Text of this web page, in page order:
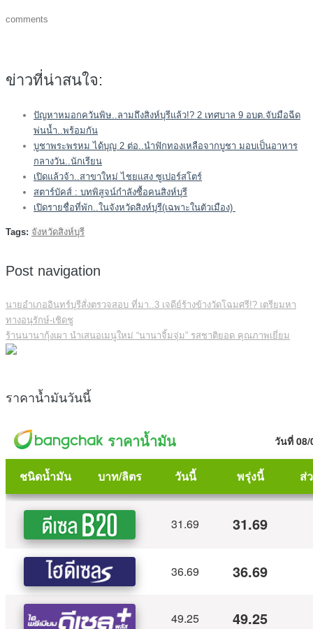
comments
ข่าวที่น่าสนใจ:
ปัญหาหมอกควันพิษ..ลามถึงสิงห์บุรีแล้ว!? 2 เทศบาล 9 อบต.จับมือฉีด
พ่นน้ำ..พร้อมกัน
บูชาพระพรหม ได้บุญ 2 ต่อ..นำฟักทองเหลือจากบูชา มอบเป็นอาหาร
กลางวัน..นักเรียน
เปิดแล้วจ้า..สาขาใหม่ ไชยแสง ซูเปอร์สโตร์
สตาร์บัคส์ : บทพิสูจน์กำลังซื้อคนสิงห์บุรี
เปิดรายชื่อที่พัก..ในจังหวัดสิงห์บุรี(เฉพาะในตัวเมือง)
Tags: จังหวัดสิงห์บุรี
Post navigation
นายอำเภออินทร์บุรีสั่งตรวจสอบ ที่มา..3 เจดีย์ร้างข้างวัดโฉมศรี!? เตรียมหา
ทางอนุรักษ์-เชิดชู
ร้านนานากุ้งเผา นำเสนอเมนูใหม่ “นานาจิ้มจุ่ม” รสชาติยอด คุณภาพเยี่ยม
ราคาน้ำมันวันนี้